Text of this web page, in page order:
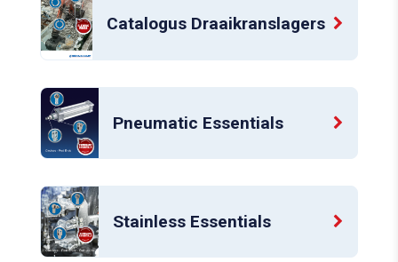
Catalogus Draai­kranslagers
Pneumatic Essentials
Stainless Essentials